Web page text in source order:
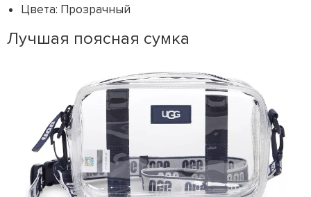
Цвета: Прозрачный
Лучшая поясная сумка